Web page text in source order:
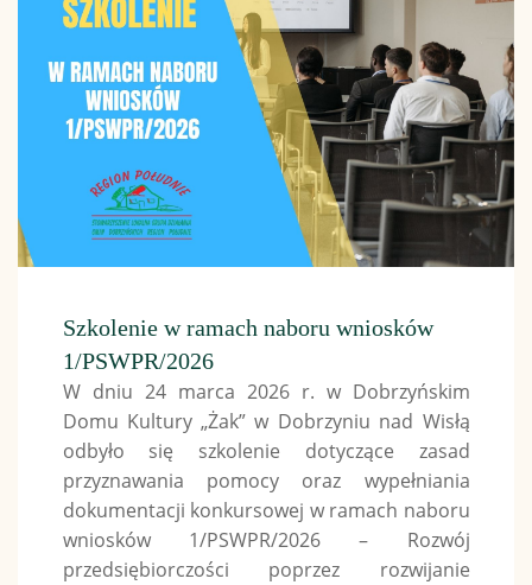
Szkolenie w ramach naboru wniosków
1/PSWPR/2026
W dniu 24 marca 2026 r. w Dobrzyńskim
Domu Kultury „Żak” w Dobrzyniu nad Wisłą
odbyło się szkolenie dotyczące zasad
przyznawania pomocy oraz wypełniania
dokumentacji konkursowej w ramach naboru
wniosków 1/PSWPR/2026 – Rozwój
przedsiębiorczości poprzez rozwijanie